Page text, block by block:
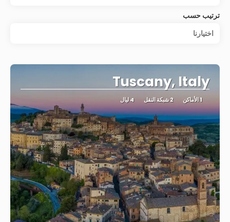
ترتيب حسب
اختيارنا
Tuscany, Italy
1 الأماكن 2 شبكة النقل 4 ليال